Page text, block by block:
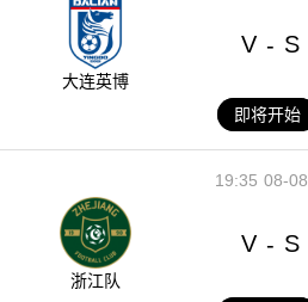
大连英博
V - S
即将开始
08-08
19:35
浙江队
V - S